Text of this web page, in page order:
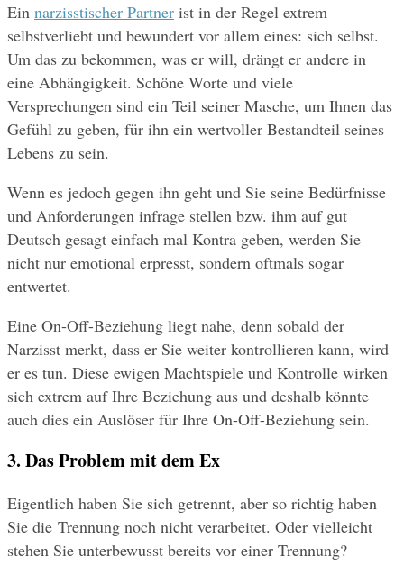
Ein narzisstischer Partner ist in der Regel extrem
selbstverliebt und bewundert vor allem eines: sich selbst.
Um das zu bekommen, was er will, drängt er andere in
eine Abhängigkeit. Schöne Worte und viele
Versprechungen sind ein Teil seiner Masche, um Ihnen das
Gefühl zu geben, für ihn ein wertvoller Bestandteil seines
Lebens zu sein.
Wenn es jedoch gegen ihn geht und Sie seine Bedürfnisse
und Anforderungen infrage stellen bzw. ihm auf gut
Deutsch gesagt einfach mal Kontra geben, werden Sie
nicht nur emotional erpresst, sondern oftmals sogar
entwertet.
Eine On-Off-Beziehung liegt nahe, denn sobald der
Narzisst merkt, dass er Sie weiter kontrollieren kann, wird
er es tun. Diese ewigen Machtspiele und Kontrolle wirken
sich extrem auf Ihre Beziehung aus und deshalb könnte
auch dies ein Auslöser für Ihre On-Off-Beziehung sein.
3. Das Problem mit dem Ex
Eigentlich haben Sie sich getrennt, aber so richtig haben
Sie die Trennung noch nicht verarbeitet. Oder vielleicht
stehen Sie unterbewusst bereits vor einer Trennung?